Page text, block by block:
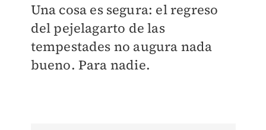
Una cosa es segura: el regreso
del pejelagarto de las
tempestades no augura nada
bueno. Para nadie.